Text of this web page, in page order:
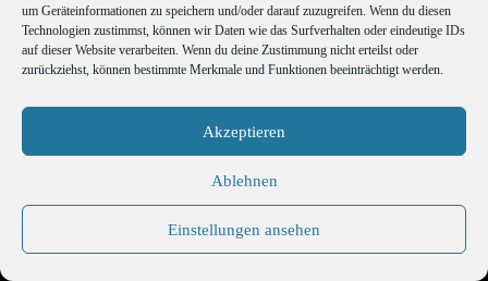
um Geräteinformationen zu speichern und/oder darauf zuzugreifen. Wenn du diesen
Technologien zustimmst, können wir Daten wie das Surfverhalten oder eindeutige IDs
auf dieser Website verarbeiten. Wenn du deine Zustimmung nicht erteilst oder
zurückziehst, können bestimmte Merkmale und Funktionen beeinträchtigt werden.
Akzeptieren
Ablehnen
Einstellungen ansehen